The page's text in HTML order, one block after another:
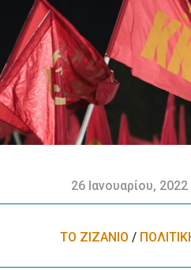
26 Ιανουαρίου, 2022
ΤΟ ΖΙΖΑΝΙΟ /